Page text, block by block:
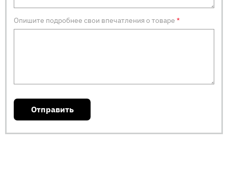
Опишите подробнее свои впечатления о товаре*